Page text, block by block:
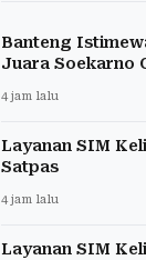
Banteng
Juara Soekarno
4 jam lalu
Layanan SIM
Satpas
4 jam lalu
Layanan SIM